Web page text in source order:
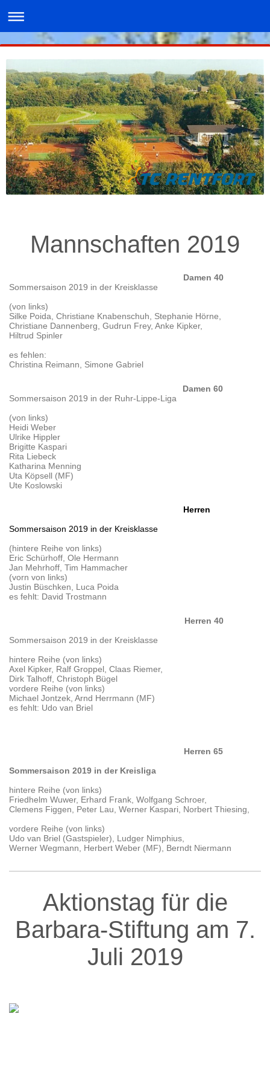
Mannschaften 2019
Damen 40
Sommersaison 2019 in der Kreisklasse
(von links)
Silke Poida, Christiane Knabenschuh, Stephanie Hörne,
Christiane Dannenberg, Gudrun Frey, Anke Kipker,
Hiltrud Spinler
es fehlen:
Christina Reimann, Simone Gabriel
Damen 60
Sommersaison 2019 in der Ruhr-Lippe-Liga
(von links)
Heidi Weber
Ulrike Hippler
Brigitte Kaspari
Rita Liebeck
Katharina Menning
Uta Köpsell (MF)
Ute Koslowski
Herren
Sommersaison 2019 in der Kreisklasse
(hintere Reihe von links)
Eric Schürhoff, Ole Hermann
Jan Mehrhoff, Tim Hammacher
(vorn von links)
Justin Büschken, Luca Poida
es fehlt: David Trostmann
Herren 40
Sommersaison 2019 in der Kreisklasse
hintere Reihe (von links)
Axel Kipker, Ralf Groppel, Claas Riemer,
Dirk Talhoff, Christoph Bügel
vordere Reihe (von links)
Michael Jontzek, Arnd Herrmann (MF)
es fehlt: Udo van Briel
Herren 65
Sommersaison 2019 in der Kreisliga
hintere Reihe (von links)
Friedhelm Wuwer, Erhard Frank, Wolfgang Schroer,
Clemens Figgen, Peter Lau, Werner Kaspari, Norbert Thiesing,
vordere Reihe (von links)
Udo van Briel (Gastspieler), Ludger Nimphius,
Werner Wegmann, Herbert Weber (MF), Berndt Niermann
Aktionstag für die
Barbara-Stiftung am 7.
Juli 2019